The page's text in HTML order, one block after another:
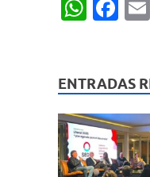
W
s
A
p
p
F
b
o
o
k
ENTRADAS